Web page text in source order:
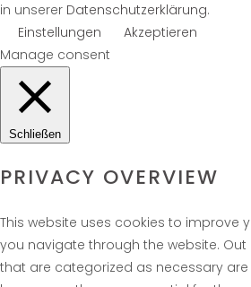
in unserer Datenschutzerklärung.
Einstellungen
Akzeptieren
Manage consent
Schließen
PRIVACY OVERVIEW
This website uses cookies to improve
you navigate through the website. Out
that are categorized as necessary